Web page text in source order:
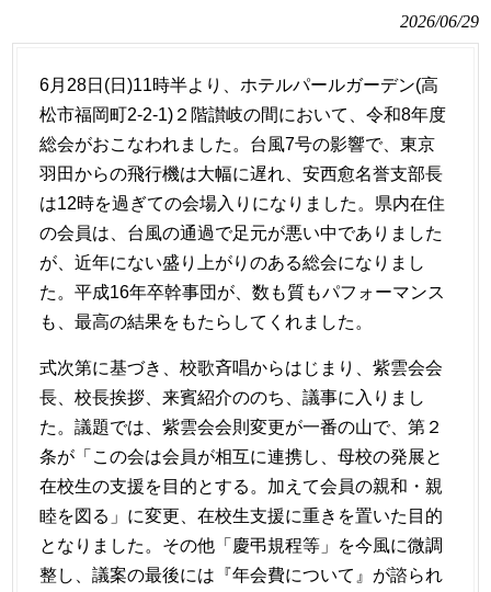
2026/06/29
6月28日(日)11時半より、ホテルパールガーデン(高
松市福岡町2-2-1)２階讃岐の間において、令和8年度
総会がおこなわれました。台風7号の影響で、東京
羽田からの飛行機は大幅に遅れ、安西愈名誉支部長
は12時を過ぎての会場入りになりました。県内在住
の会員は、台風の通過で足元が悪い中でありました
が、近年にない盛り上がりのある総会になりまし
た。平成16年卒幹事団が、数も質もパフォーマンス
も、最高の結果をもたらしてくれました。
式次第に基づき、校歌斉唱からはじまり、紫雲会会
長、校長挨拶、来賓紹介ののち、議事に入りまし
た。議題では、紫雲会会則変更が一番の山で、第２
条が「この会は会員が相互に連携し、母校の発展と
在校生の支援を目的とする。加えて会員の親和・親
睦を図る」に変更、在校生支援に重きを置いた目的
となりました。その他「慶弔規程等」を今風に微調
整し、議案の最後には『年会費について』が諮られ